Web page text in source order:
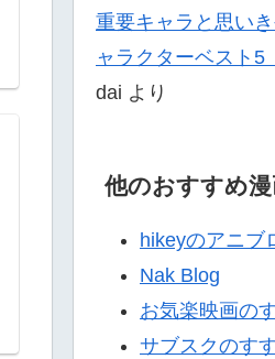
重要キャラと思い
ャラクターベスト5
dai より
他のおすすめ
hikeyのアニブ
Nak Blog
お気楽映画の
サブスクのす